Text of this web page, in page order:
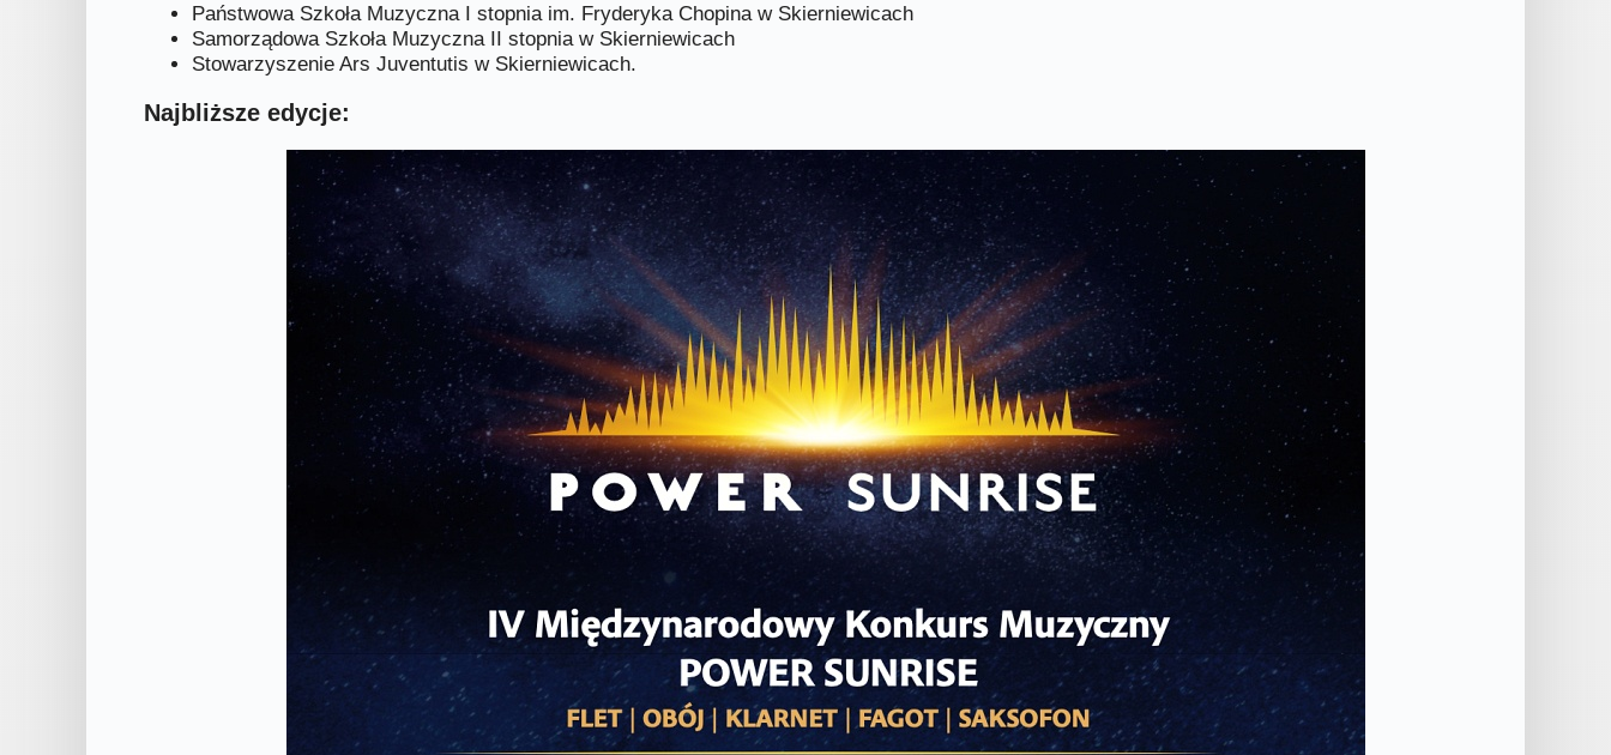
Państwowa Szkoła Muzyczna I stopnia im. Fryderyka Chopina w Skierniewicach
Samorządowa Szkoła Muzyczna II stopnia w Skierniewicach
Stowarzyszenie Ars Juventutis w Skierniewicach.
Najbliższe edycje: